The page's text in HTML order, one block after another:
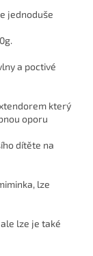
jednoduše
a poctivé
který
oporu
dítěte na
lze
lze je také